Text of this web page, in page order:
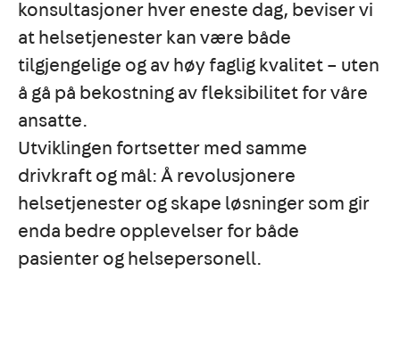
konsultasjoner hver eneste dag, beviser vi
at helsetjenester kan være både
tilgjengelige og av høy faglig kvalitet – uten
å gå på bekostning av fleksibilitet for våre
ansatte.
Utviklingen fortsetter med samme
drivkraft og mål: Å revolusjonere
helsetjenester og skape løsninger som gir
enda bedre opplevelser for både
pasienter og helsepersonell.